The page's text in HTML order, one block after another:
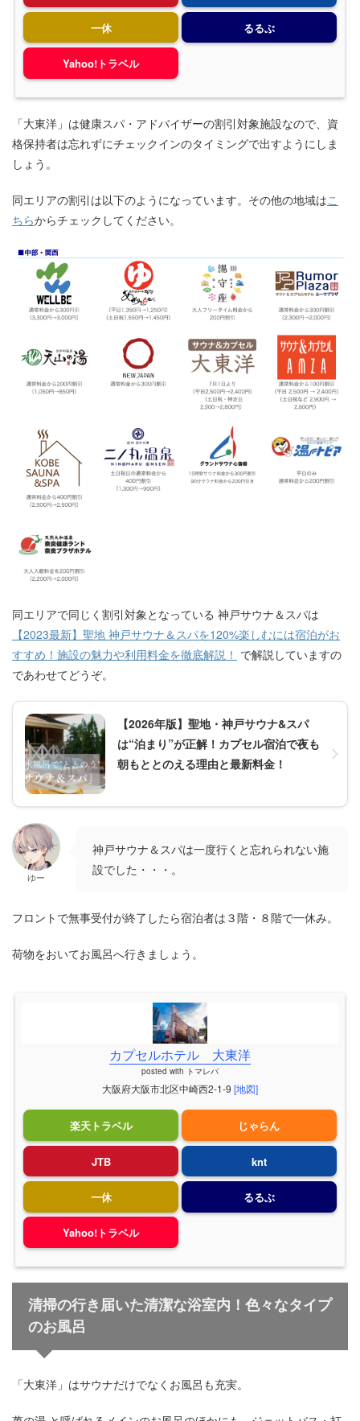
一休 るるぶ
Yahoo!トラベル
「大東洋」は健康スパ・アドバイザーの割引対象施設なので、資
格保持者は忘れずにチェックインのタイミングで出すようにしま
しょう。
同エリアの割引は以下のようになっています。その他の地域はこ
ちらからチェックしてください。
同エリアで同じく割引対象となっている 神戸サウナ＆スパは
【2023最新】聖地 神戸サウナ＆スパを120%楽しむには宿泊がお
すすめ！施設の魅力や利用料金を徹底解説！ で解説していますの
であわせてどうぞ。
【2026年版】聖地・神戸サウナ&スパ
は“泊まり”が正解！カプセル宿泊で夜も
朝もととのえる理由と最新料金！
ゆー
神戸サウナ＆スパは一度行くと忘れられない施
設でした・・・。
フロントで無事受付が終了したら宿泊者は３階・８階で一休み。
荷物をおいてお風呂へ行きましょう。
カプセルホテル 大東洋
posted with トマレバ
大阪府大阪市北区中崎西2-1-9 [地図]
楽天トラベル じゃらん
JTB knt
一休 るるぶ
Yahoo!トラベル
清掃の行き届いた清潔な浴室内！色々なタイプ
のお風呂
「大東洋」はサウナだけでなくお風呂も充実。